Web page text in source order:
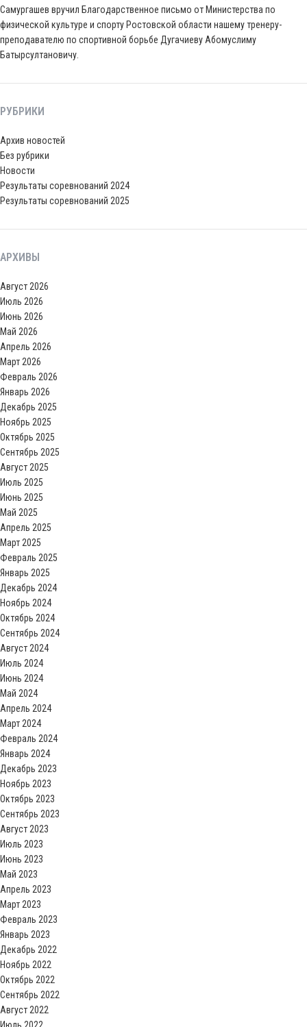
Самургашев вручил Благодарственное письмо от Министерства по
физической культуре и спорту Ростовской области нашему тренеру-
преподавателю по спортивной борьбе Дугачиеву Абомуслиму
Батырсултановичу.
РУБРИКИ
Архив новостей
Без рубрики
Новости
Результаты соревнований 2024
Результаты соревнований 2025
АРХИВЫ
Август 2026
Июль 2026
Июнь 2026
Май 2026
Апрель 2026
Март 2026
Февраль 2026
Январь 2026
Декабрь 2025
Ноябрь 2025
Октябрь 2025
Сентябрь 2025
Август 2025
Июль 2025
Июнь 2025
Май 2025
Апрель 2025
Март 2025
Февраль 2025
Январь 2025
Декабрь 2024
Ноябрь 2024
Октябрь 2024
Сентябрь 2024
Август 2024
Июль 2024
Июнь 2024
Май 2024
Апрель 2024
Март 2024
Февраль 2024
Январь 2024
Декабрь 2023
Ноябрь 2023
Октябрь 2023
Сентябрь 2023
Август 2023
Июль 2023
Июнь 2023
Май 2023
Апрель 2023
Март 2023
Февраль 2023
Январь 2023
Декабрь 2022
Ноябрь 2022
Октябрь 2022
Сентябрь 2022
Август 2022